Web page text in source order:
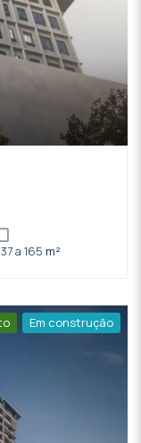
a 165 m²
Em construção